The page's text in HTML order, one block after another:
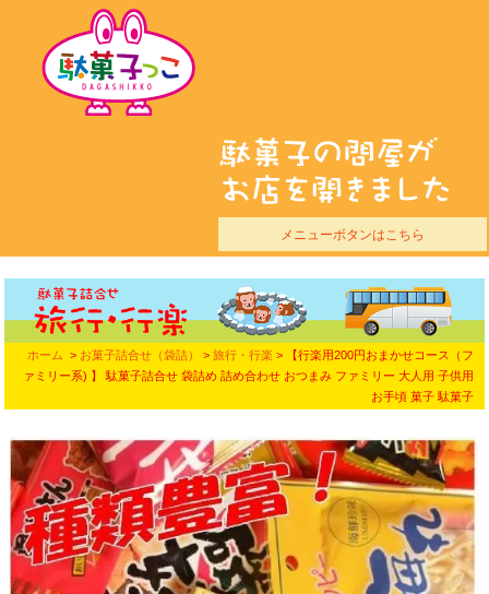
メニューボタンはこちら
ホーム > お菓子詰合せ（袋詰） > 旅行・行楽 > 【行楽用200円おまかせコース（フ
ァミリー系) 】 駄菓子詰合せ 袋詰め 詰め合わせ おつまみ ファミリー 大人用 子供用
お手頃 菓子 駄菓子